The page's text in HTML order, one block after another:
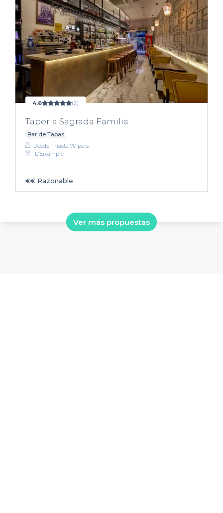
4,6 (2)
Taperia Sagrada Familia
Bar de Tapas
Desde 1 hasta 70 pers.
L'Eixample
€€ Razonable
Ver más propuestas